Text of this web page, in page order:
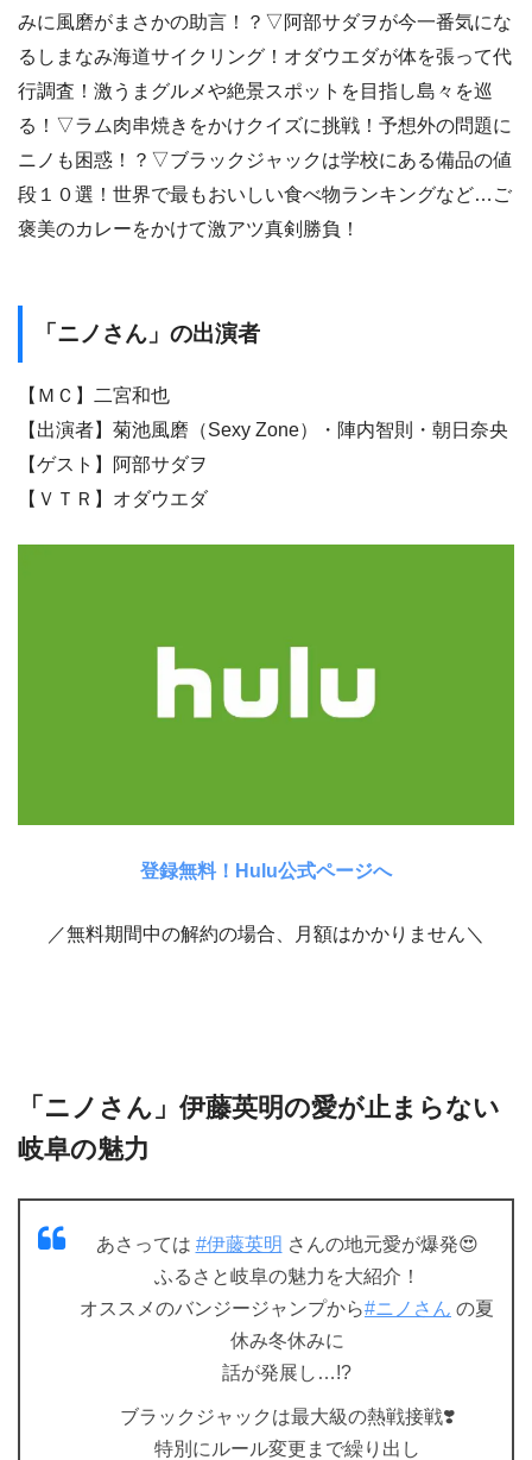
みに風磨がまさかの助言！？▽阿部サダヲが今一番気にな
るしまなみ海道サイクリング！オダウエダが体を張って代
行調査！激うまグルメや絶景スポットを目指し島々を巡
る！▽ラム肉串焼きをかけクイズに挑戦！予想外の問題に
ニノも困惑！？▽ブラックジャックは学校にある備品の値
段１０選！世界で最もおいしい食べ物ランキングなど…ご
褒美のカレーをかけて激アツ真剣勝負！
「ニノさん」の出演者
【ＭＣ】二宮和也
【出演者】菊池風磨（Sexy Zone）・陣内智則・朝日奈央
【ゲスト】阿部サダヲ
【ＶＴＲ】オダウエダ
登録無料！Hulu公式ページへ
／無料期間中の解約の場合、月額はかかりません＼
「ニノさん」伊藤英明の愛が止まらない
岐阜の魅力
あさっては #伊藤英明 さんの地元愛が爆発😍
ふるさと岐阜の魅力を大紹介！
オススメのバンジージャンプから#ニノさん の夏
休み冬休みに
話が発展し…!?
ブラックジャックは最大級の熱戦接戦❣️
特別にルール変更まで繰り出し